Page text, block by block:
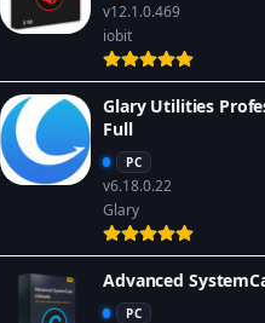
v12.1.0.469
iobit
Glary Utilities
Full
PC
v6.18.0.22
Glary
Advanced
PC